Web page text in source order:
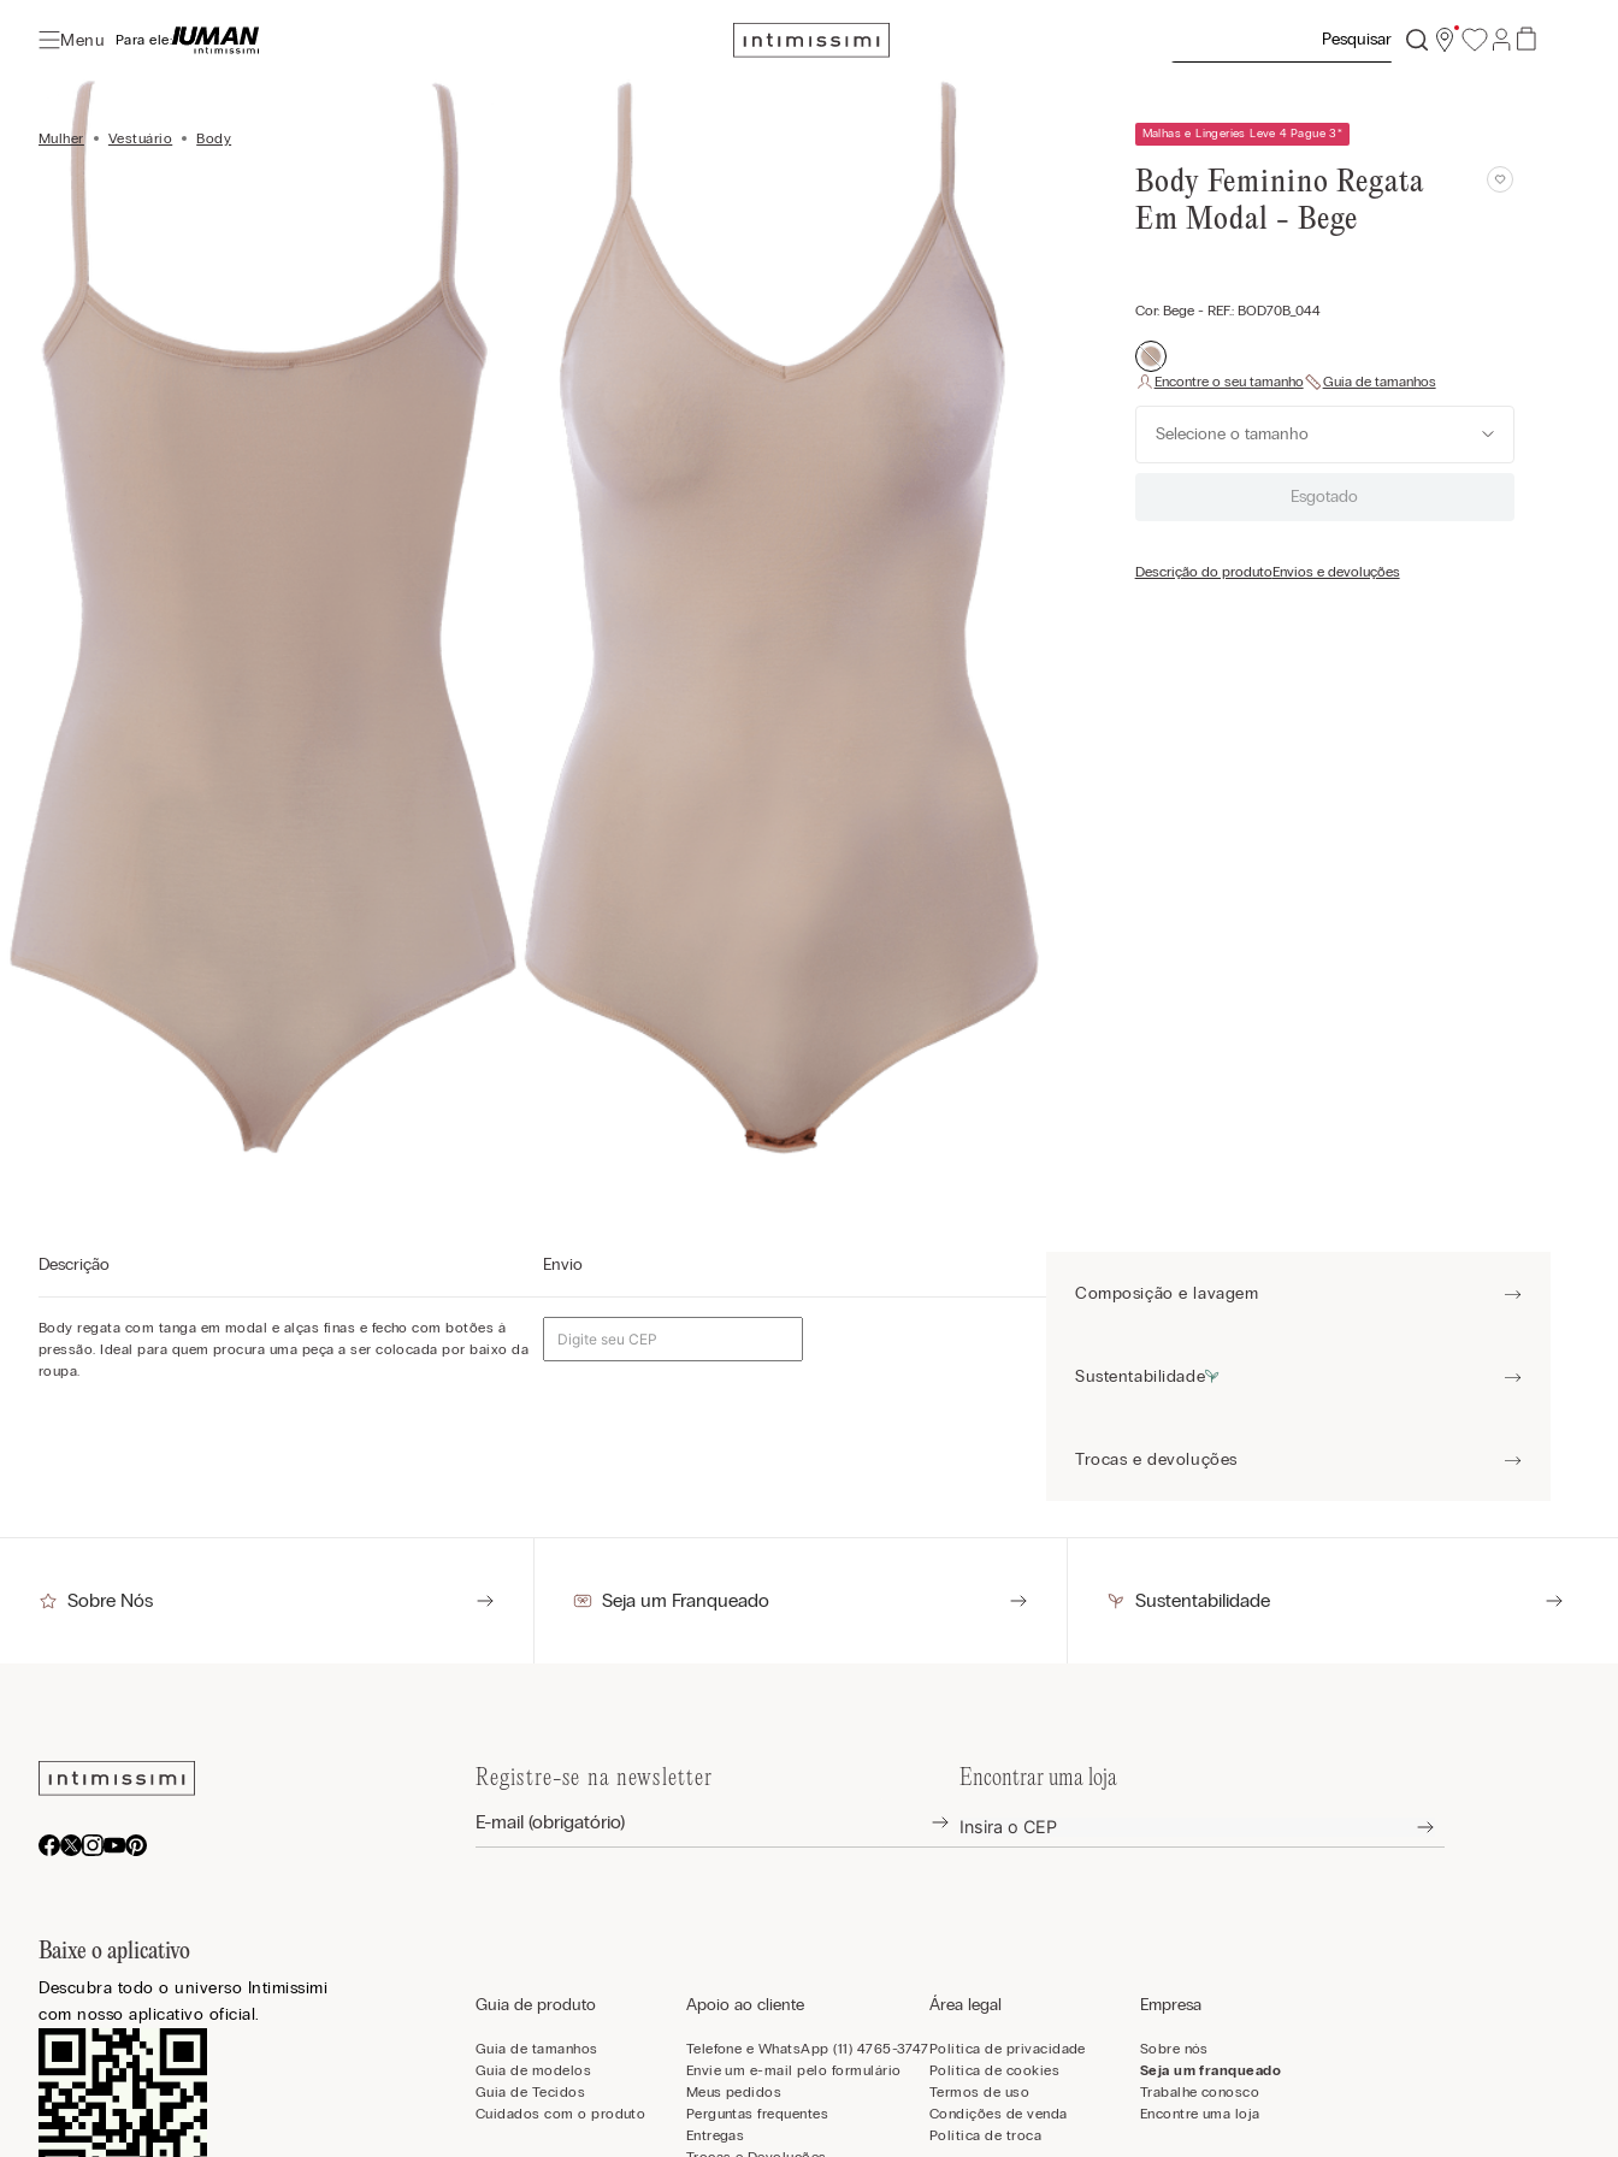
Menu Para ele:
Mulher Vestuário Body Malhas e Lingeries Leve 4 Pague 3*
Body Feminino Regata
Em Modal - Bege
Cor: Bege- REF.: BOD70B_044
Selecione o tamanho
Esgotado
Descrição do produtoEnvios e devoluções
Descrição
Body regata com tanga em modal e alças finas e fecho com botões à
pressão. Ideal para quem procura uma peça a ser colocada por baixo da
roupa.
Envio
Composição e lavagem
Sustentabilidade
Trocas e devoluções
Sobre Nós Seja um Franqueado Sustentabilidade
Baixe o aplicativo
Descubra todo o universo Intimissimi
com nosso aplicativo oficial.
Registre-se na newsletter Encontrar uma loja
Guia de produto
Guia de tamanhos
Guia de modelos
Guia de Tecidos
Cuidados com o produto
Apoio ao cliente
Telefone e WhatsApp (11) 4765-3747
Envie um e-mail pelo formulário
Meus pedidos
Perguntas frequentes
Entregas
Área legal
Política de privacidade
Política de cookies
Termos de uso
Condições de venda
Política de troca
Empresa
Sobre nós
Seja um franqueado
Trabalhe conosco
Encontre uma loja